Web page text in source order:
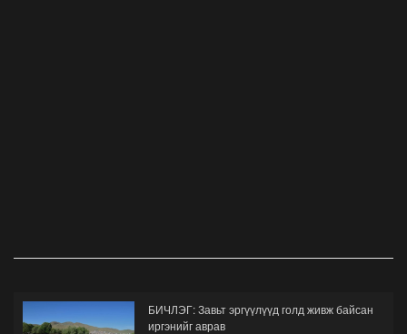
БИЧЛЭГ: Завьт эргүүлүүд голд живж байсан
иргэнийг аврав